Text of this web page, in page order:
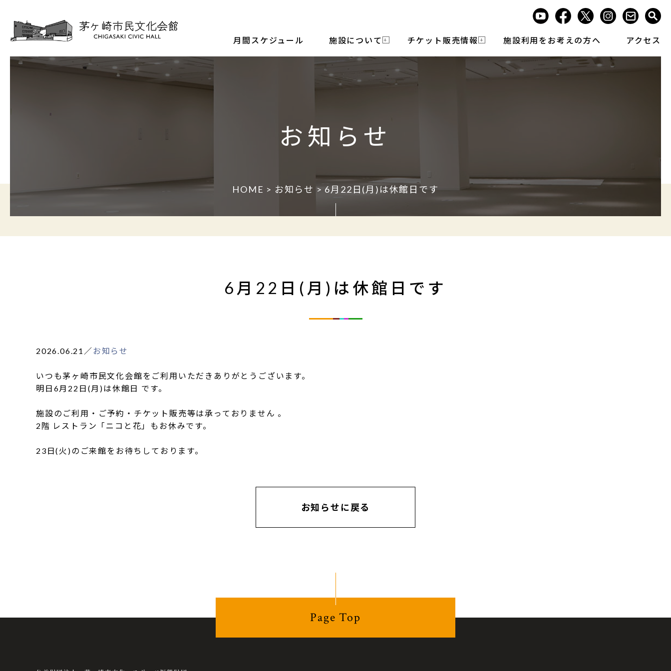
月間スケジュール 施設について チケット販売情報 施設利用をお考えの方へ アクセス
お知らせ
HOME > お知らせ > 6月22日(月)は休館日です
6月22日(月)は休館日です
2026.06.21 ／ お知らせ
いつも茅ヶ崎市民文化会館をご利用いただきありがとうございます。
明日6月22日(月)は休館日 です。
施設のご利用・ご予約・チケット販売等は承っておりません 。
2階 レストラン「ニコと花」もお休みです。
23日(火)のご来館をお待ちしております。
お知らせに戻る
Page Top